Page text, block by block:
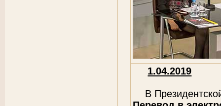
1.04.2019
В